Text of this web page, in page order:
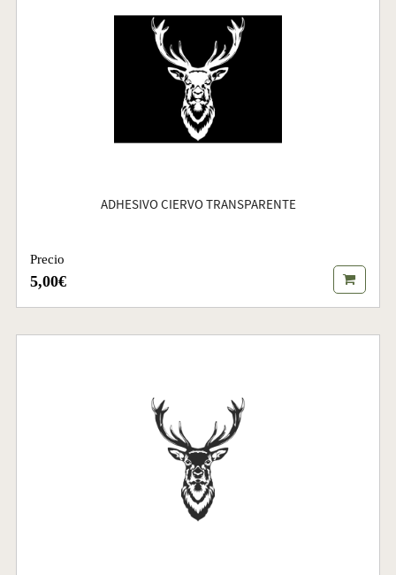
ADHESIVO CIERVO TRANSPARENTE
Precio
5,00€